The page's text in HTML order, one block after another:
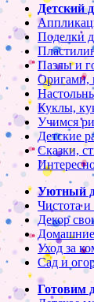
Детский
Поделки
Пазлы и
Оригами,
Куклы,
Учимся
Детские
Сказки,
Уютный
Чистота и
Декор
Уход за
Сад и
Готовим